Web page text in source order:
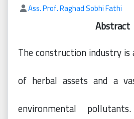
Ass. Prof. Raghad Sobhi Fathi
Abstract
The construction industry
of herbal assets and a
environmental